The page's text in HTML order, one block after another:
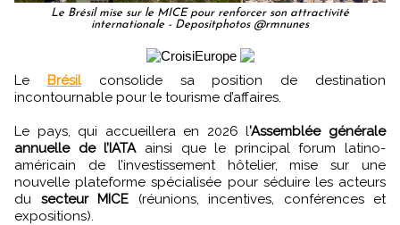
Le Brésil mise sur le MICE pour renforcer son attractivité
internationale - Depositphotos @rmnunes
Le Brésilconsolide sa position de destination
incontournable pour le tourisme d’affaires.
Le pays, qui accueillera en 2026 l’Assemblée générale
annuelle de l’IATAainsi que le principal forum latino-
américain de l’investissement hôtelier, mise sur une
nouvelle plateforme spécialisée pour séduire les acteurs
du secteur MICE (réunions, incentives, conférences et
expositions).